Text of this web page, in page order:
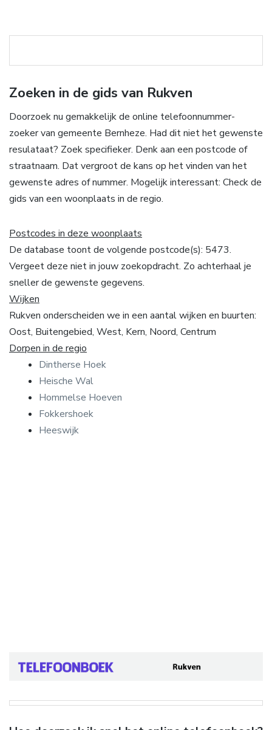
Zoeken in de gids van Rukven
Doorzoek nu gemakkelijk de online telefoonnummer-
zoeker van gemeente Bernheze. Had dit niet het gewenste
resulataat? Zoek specifieker. Denk aan een postcode of
straatnaam. Dat vergroot de kans op het vinden van het
gewenste adres of nummer. Mogelijk interessant: Check de
gids van een woonplaats in de regio.
Postcodes in deze woonplaats
De database toont de volgende postcode(s): 5473.
Vergeet deze niet in jouw zoekopdracht. Zo achterhaal je
sneller de gewenste gegevens.
Wijken
Rukven onderscheiden we in een aantal wijken en buurten:
Oost, Buitengebied, West, Kern, Noord, Centrum
Dorpen in de regio
Dintherse Hoek
Heische Wal
Hommelse Hoeven
Fokkershoek
Heeswijk